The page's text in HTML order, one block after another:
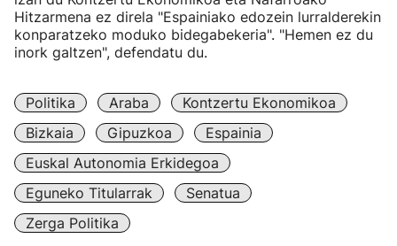
Hitzarmena ez direla "Espainiako edozein lurralderekin
konparatzeko moduko bidegabekeria". "Hemen ez du
inork galtzen", defendatu du.
Politika Araba
Kontzertu Ekonomikoa
Bizkaia
Gipuzkoa
Espainia
Euskal Autonomia Erkidegoa
Eguneko Titularrak
Senatua
Zerga Politika